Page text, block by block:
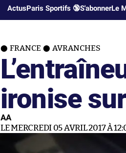
ActusParis Sportifs 🔞S'abonnerLe
FRANCE AVRANCHES
ironise
AA
LE MERCREDI 05 AVRIL 2017 À